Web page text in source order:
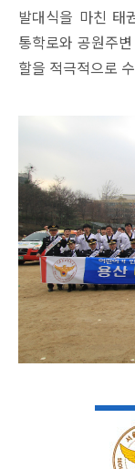
발대식을 마친 태
통학로와 공원주
할을 적극적으로